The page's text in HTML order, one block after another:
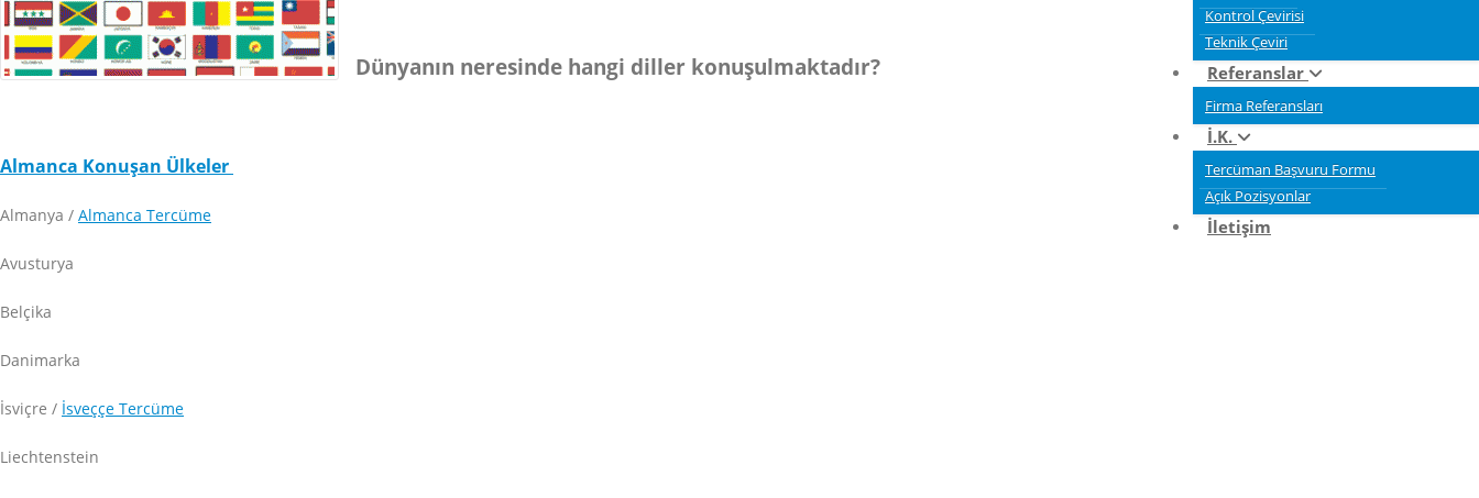
Kontrol Çevirisi
Teknik Çeviri
Referanslar
Firma Referansları
İ.K.
Tercüman Başvuru Formu
Açık Pozisyonlar
İletişim
Dünyanın neresinde hangi diller konuşulmaktadır?
Almanca Konuşan Ülkeler
Almanya / Almanca Tercüme
Avusturya
Belçika
Danimarka
İsviçre / İsveççe Tercüme
Liechtenstein